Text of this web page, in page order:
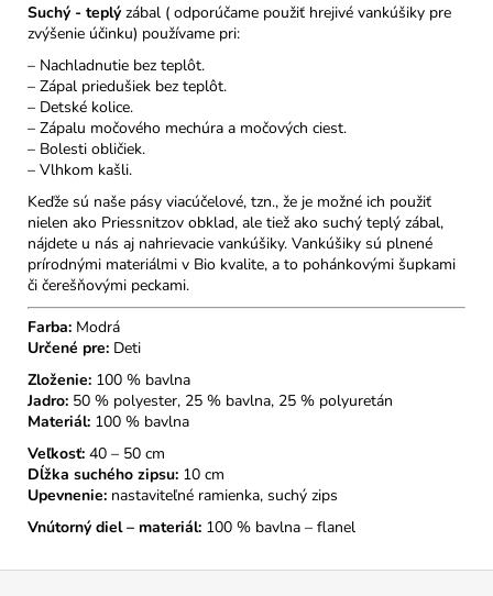
Suchý - teplý zábal ( odporúčame použiť hrejivé vankúšiky pre
zvýšenie účinku) používame pri:
– Nachladnutie bez teplôt.
– Zápal priedušiek bez teplôt.
– Detské kolice.
– Zápalu močového mechúra a močových ciest.
– Bolesti obličiek.
– Vlhkom kašli.
Keďže sú naše pásy viacúčelové, tzn., že je možné ich použiť
nielen ako Priessnitzov obklad, ale tiež ako suchý teplý zábal,
nájdete u nás aj nahrievacie vankúšiky. Vankúšiky sú plnené
prírodnými materiálmi v Bio kvalite, a to pohánkovými šupkami
či čerešňovými peckami.
Farba: Modrá
Určené pre: Deti
Zloženie: 100 % bavlna
Jadro: 50 % polyester, 25 % bavlna, 25 % polyuretán
Materiál: 100 % bavlna
Veľkosť: 40 – 50 cm
Dĺžka suchého zipsu: 10 cm
Upevnenie: nastaviteľné ramienka, suchý zips
Vnútorný diel – materiál: 100 % bavlna – flanel